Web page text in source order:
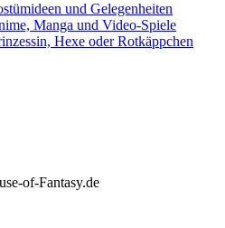
und Gelegenheiten
Manga und Video-Spiele
Hexe oder Rotkäppchen
of-Fantasy.de